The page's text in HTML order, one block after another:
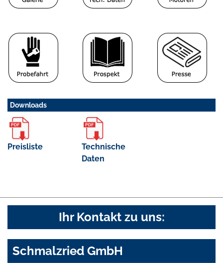
Downloads
Preisliste
Technische
Daten
Ihr Kontakt zu uns:
Schmalzried GmbH